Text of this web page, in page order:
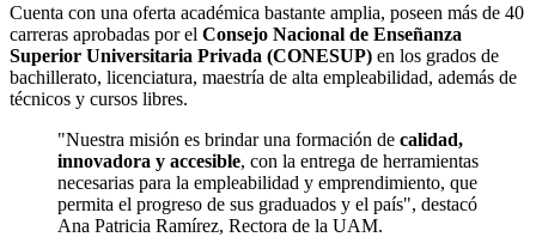
Cuenta con una oferta académica bastante amplia, poseen más de 40
carreras aprobadas por el Consejo Nacional de Enseñanza
Superior Universitaria Privada (CONESUP) en los grados de
bachillerato, licenciatura, maestría de alta empleabilidad, además de
técnicos y cursos libres.
"Nuestra misión es brindar una formación de calidad,
innovadora y accesible, con la entrega de herramientas
necesarias para la empleabilidad y emprendimiento, que
permita el progreso de sus graduados y el país", destacó
Ana Patricia Ramírez, Rectora de la UAM.